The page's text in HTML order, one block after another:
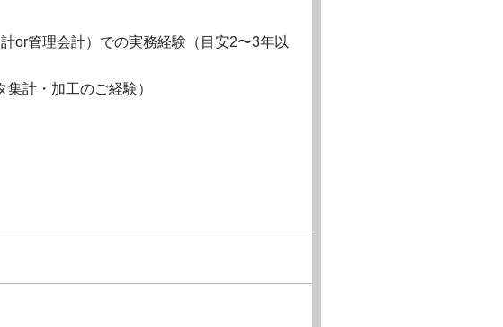
or管理会計）での実務経験（目安2〜3年以
計・加工のご経験）